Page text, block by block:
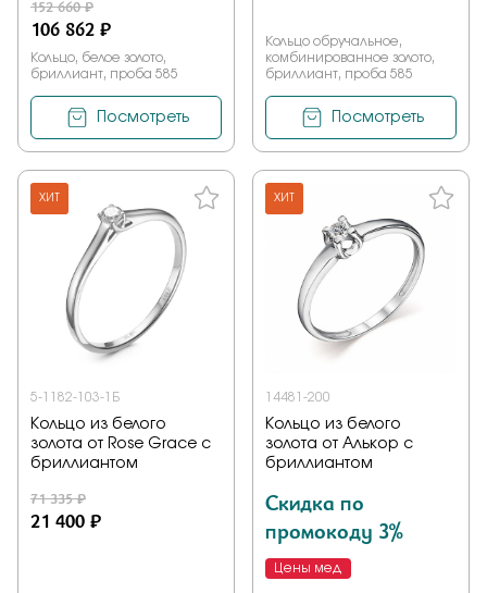
152 660 ₽
106 862 ₽
Кольцо, белое золото,
бриллиант, проба 585
Посмотреть
Кольцо обручальное,
комбинированное золото,
бриллиант, проба 585
Посмотреть
ХИТ
5-1182-103-1Б
Кольцо из белого
золота от Rose Grace с
бриллиантом
71 335 ₽
21 400 ₽
ХИТ
14481-200
Кольцо из белого
золота от Алькор с
бриллиантом
Скидка по
промокоду 3%
Цены мед